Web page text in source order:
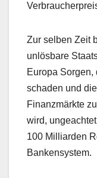
Zur selben Zeit
unlösbare
Europa
schaden und
Finanzmärkte
wird,
100 Milliarden
Bankensystem.